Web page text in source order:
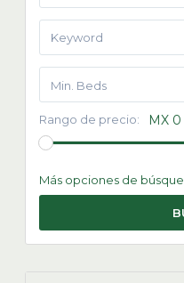
Min. Beds
Rango de precio: MX
Más opciones de